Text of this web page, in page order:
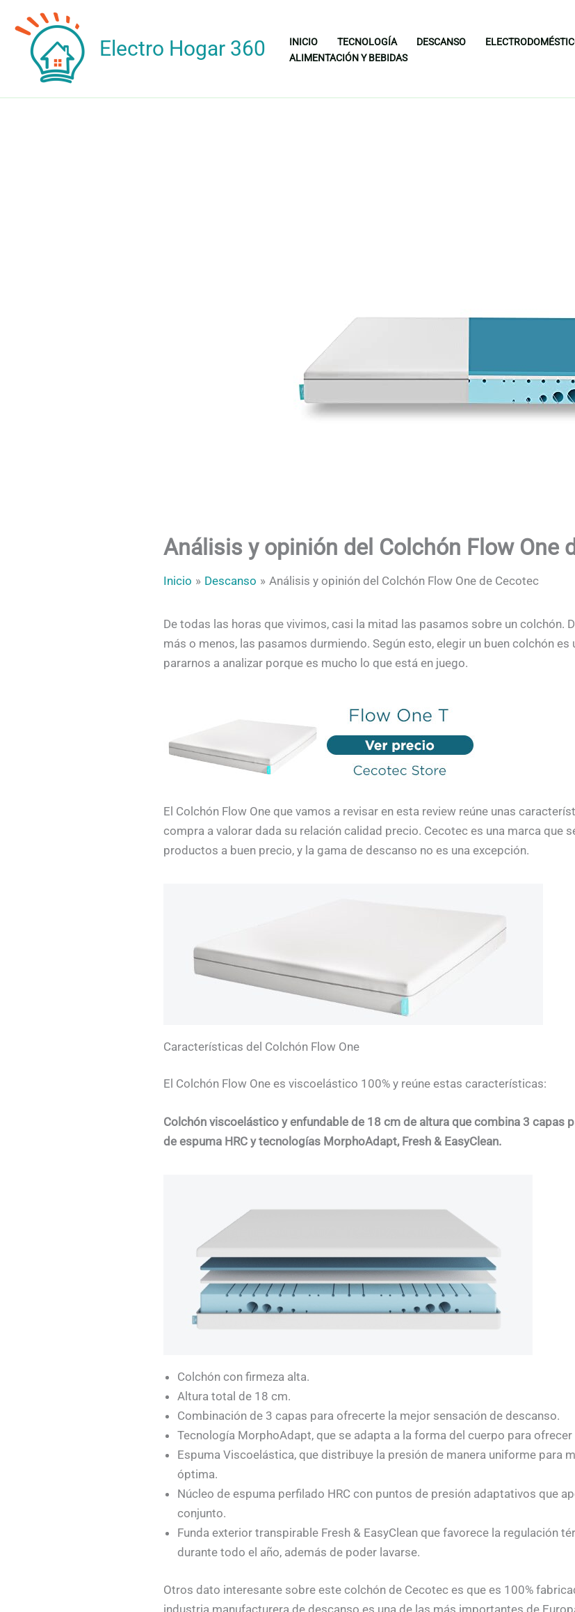
contenido
Electro Hogar 360 INICIO TECNOLOGÍA DESCANSO
ALIMENTACIÓN Y BEBIDAS
Análisis y opinión del Colchón Flow One
Inicio Descanso Análisis y opinión del Colchón Flow One de Cecotec
De todas las horas que vivimos, casi la mitad las pasamos sobre un colchón.
más o menos, las pasamos durmiendo. Según esto, elegir un buen colchón
pararnos a analizar porque es mucho lo que está en juego.
El Colchón Flow One que vamos a revisar en esta review reúne unas
compra a valorar dada su relación calidad precio. Cecotec es una marca que
productos a buen precio, y la gama de descanso no es una excepción.
Características del Colchón Flow One
El Colchón Flow One es viscoelástico 100% y reúne estas características:
Colchón viscoelástico y enfundable de 18 cm de altura que combina 3 capas
de espuma HRC y tecnologías MorphoAdapt, Fresh & EasyClean.
Colchón con firmeza alta.
Altura total de 18 cm.
Combinación de 3 capas para ofrecerte la mejor sensación de descanso.
Tecnología MorphoAdapt, que se adapta a la forma del cuerpo para
Espuma Viscoelástica, que distribuye la presión de manera uniforme para
óptima.
Núcleo de espuma perfilado HRC con puntos de presión adaptativos que
conjunto.
Funda exterior transpirable Fresh & EasyClean que favorece la regulación
durante todo el año, además de poder lavarse.
Otros dato interesante sobre este colchón de Cecotec es que es 100%
industria manufacturera de descanso es una de las más importantes de